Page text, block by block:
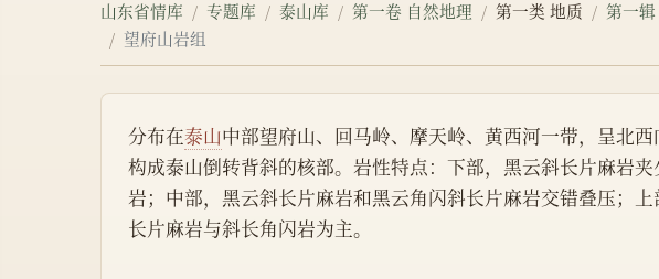
山东省情库 专题库 泰山库 第一卷 自然地理 第一类 地质 第一
望府山岩组
分布在泰山中部望府山、回马岭、摩天岭、黄西河一带，呈北西
构成泰山倒转背斜的核部。岩性特点：下部，黑云斜长片麻岩
岩；中部，黑云斜长片麻岩和黑云角闪斜长片麻岩交错叠压；
长片麻岩与斜长角闪岩为主。